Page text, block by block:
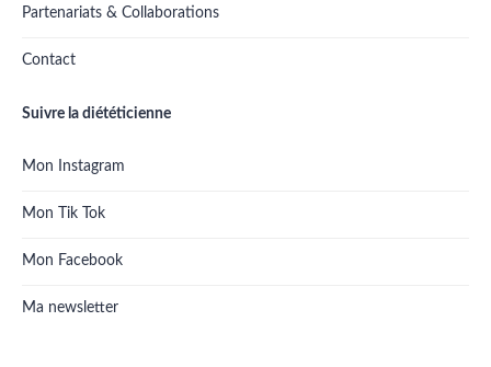
Partenariats & Collaborations
Contact
Suivre la diététicienne
Mon Instagram
Mon Tik Tok
Mon Facebook
Ma newsletter